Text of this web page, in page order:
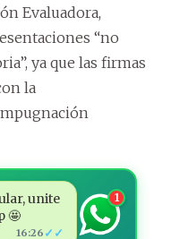
Evaluadora,
“no
ya que las firmas
la
unite
🤩
16:26 ✓✓
1